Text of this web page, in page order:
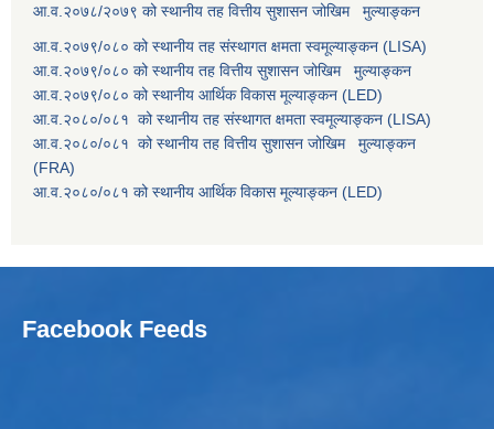
आ.व.२०७८/२०७९ को स्थानीय तह वित्तीय सुशासन जोखिम मुल्याङ्कन
आ.व.२०७९/०८० को स्थानीय तह संस्थागत क्षमता स्वमूल्याङ्कन (LISA)
आ.व.२०७९/०८० को स्थानीय तह वित्तीय सुशासन जोखिम मुल्याङ्कन
आ.व.२०७९/०८० को स्थानीय आर्थिक विकास मूल्याङ्कन (LED)
आ.व.२०८०/०८१ को स्थानीय तह संस्थागत क्षमता स्वमूल्याङ्कन (LISA)
आ.व.२०८०/०८१ को स्थानीय तह वित्तीय सुशासन जोखिम मुल्याङ्कन
(FRA)
आ.व.२०८०/०८१ को स्थानीय आर्थिक विकास मूल्याङ्कन (LED)
Facebook Feeds